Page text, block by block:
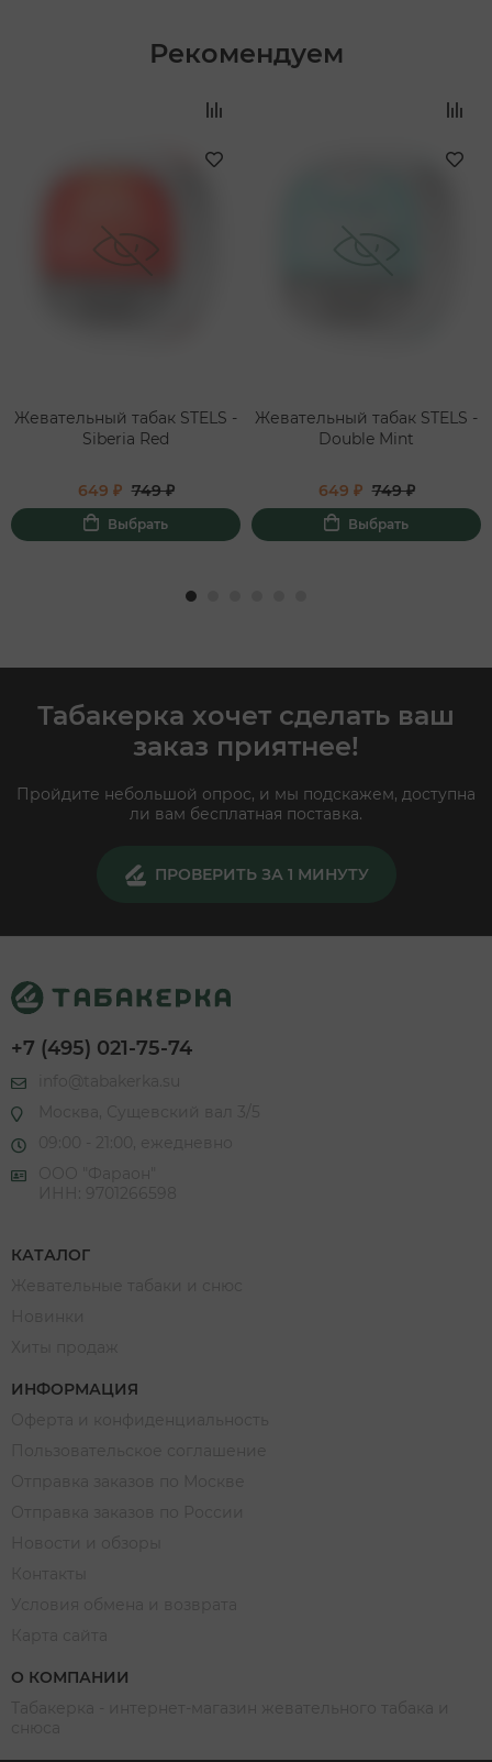
Рекомендуем
Жевательный табак STELS -
Siberia Red
649 ₽ 749 ₽
Выбрать
Жевательный табак STELS -
Double Mint
649 ₽ 749 ₽
Выбрать
Табакерка хочет сделать ваш
заказ приятнее!
Пройдите небольшой опрос, и мы подскажем, доступна
ли вам бесплатная поставка.
ПРОВЕРИТЬ ЗА 1 МИНУТУ
+7 (495) 021-75-74
КАТАЛОГ
ИНФОРМАЦИЯ
О КОМПАНИИ